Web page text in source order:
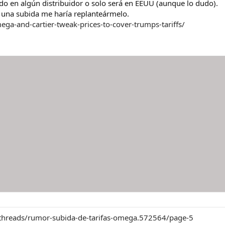
en algún distribuidor o solo será en EEUU (aunque lo dudo).
subida me haría replanteármelo.
and-cartier-tweak-prices-to-cover-trumps-tariffs/
rumor-subida-de-tarifas-omega.572564/page-5